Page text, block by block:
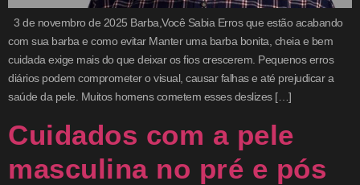
3 de novembro de 2025 Barba,Você Sabia Erros que estão acabando
com sua barba e como evitar Manter uma barba bonita, cheia e bem
cuidada exige mais do que deixar os fios crescerem. Pequenos erros
diários podem comprometer o visual, causar falhas e até prejudicar a
saúde da pele. Muitos homens cometem esses deslizes […]
Cuidados com a pele
masculina no pré e pós